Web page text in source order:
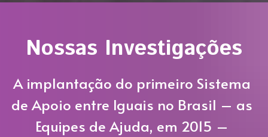
Nossas Investigações
A implantação do primeiro Sistema
de Apoio entre Iguais no Brasil – as
Equipes de Ajuda, em 2015 –